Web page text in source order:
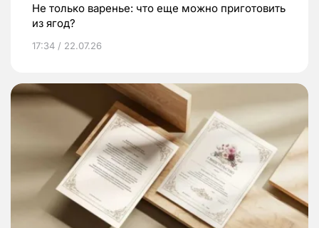
Не только варенье: что еще можно приготовить
из ягод?
17:34 / 22.07.26